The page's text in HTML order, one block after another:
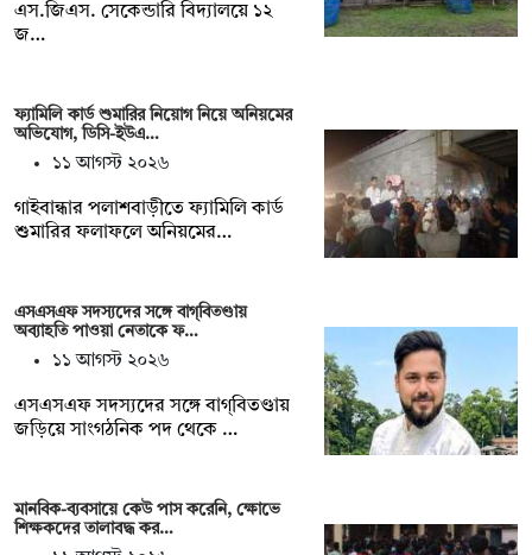
এস.জিএস. সেকেন্ডারি বিদ্যালয়ে ১২
জ…
ফ্যামিলি কার্ড শুমারির নিয়োগ নিয়ে অনিয়মের
অভিযোগ, ডিসি-ইউএ…
১১ আগস্ট ২০২৬
গাইবান্ধার পলাশবাড়ীতে ফ্যামিলি কার্ড
শুমারির ফলাফলে অনিয়মের…
এসএসএফ সদস্যদের সঙ্গে বাগ্‌বিতণ্ডায়
অব্যাহতি পাওয়া নেতাকে ফ…
১১ আগস্ট ২০২৬
এসএসএফ সদস্যদের সঙ্গে বাগ্‌বিতণ্ডায়
জড়িয়ে সাংগঠনিক পদ থেকে …
মানবিক-ব্যবসায়ে কেউ পাস করেনি, ক্ষোভে
শিক্ষকদের তালাবদ্ধ কর…